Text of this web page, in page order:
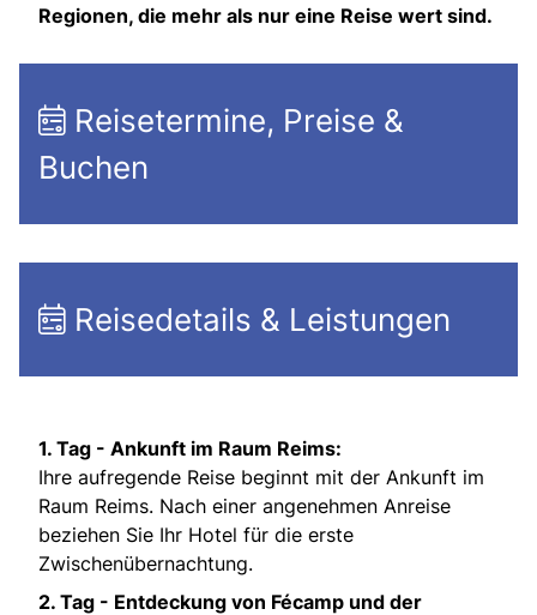
Regionen, die mehr als nur eine Reise wert sind.
Reisetermine, Preise &
Buchen
Reisedetails & Leistungen
1. Tag - Ankunft im Raum Reims:
Ihre aufregende Reise beginnt mit der Ankunft im
Raum Reims. Nach einer angenehmen Anreise
beziehen Sie Ihr Hotel für die erste
Zwischenübernachtung.
2. Tag - Entdeckung von Fécamp und der